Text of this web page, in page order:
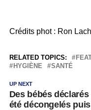
Crédits phot : Ron
RELATED TOPICS:
HYGIÈNE
SANTÉ
UP NEXT
Des bébés
été décongelés